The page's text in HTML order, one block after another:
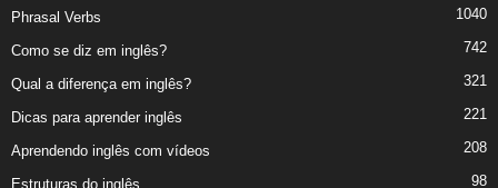
Phrasal Verbs 1040
Como se diz em inglês? 742
Qual a diferença em inglês? 321
Dicas para aprender inglês 221
Aprendendo inglês com vídeos 208
Estruturas do inglês 98